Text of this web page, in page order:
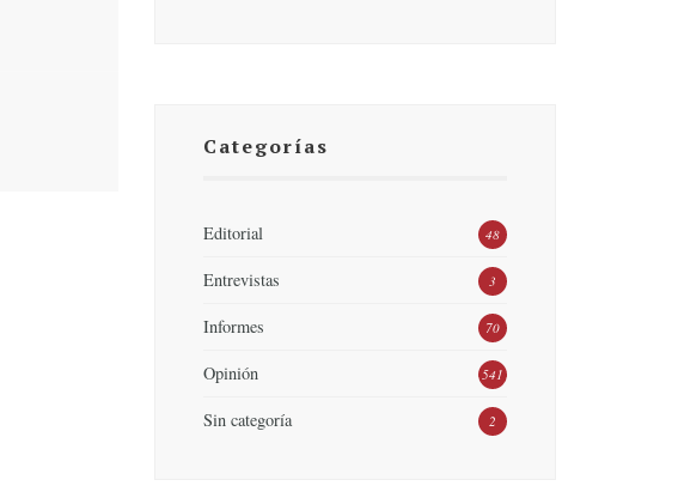
Categorías
Editorial 48
Entrevistas 3
Informes 70
Opinión 541
Sin categoría 2